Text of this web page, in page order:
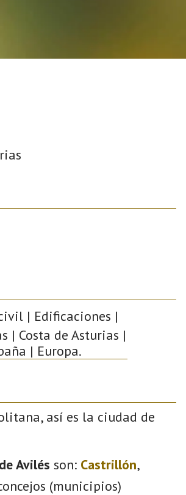
| Edificaciones |
| Costa de Asturias |
| Europa.
así es la ciudad de
Avilés son: Castrillón,
(municipios)